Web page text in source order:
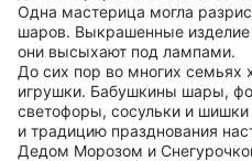
Одна мастерица могла
шаров. Выкрашенные
они высыхают под лампами.
До сих пор во многих семьях
игрушки. Бабушкины шары,
светофоры, сосульки и
и традицию празднования
Дедом Морозом и